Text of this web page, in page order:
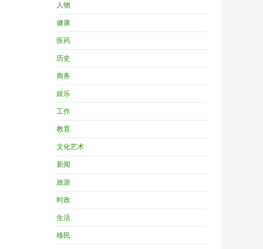
人物
健康
医药
历史
商务
娱乐
工作
教育
文化艺术
新闻
旅游
时政
生活
移民